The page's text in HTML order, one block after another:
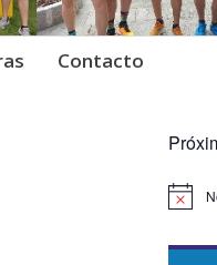
Contacto
Aviso